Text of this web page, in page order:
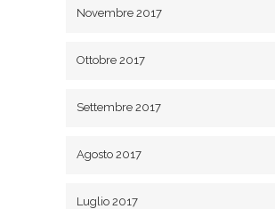
Novembre 2017
Ottobre 2017
Settembre 2017
Agosto 2017
Luglio 2017